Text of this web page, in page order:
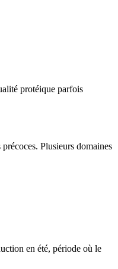
protéique parfois
Plusieurs domaines
en été, période où le